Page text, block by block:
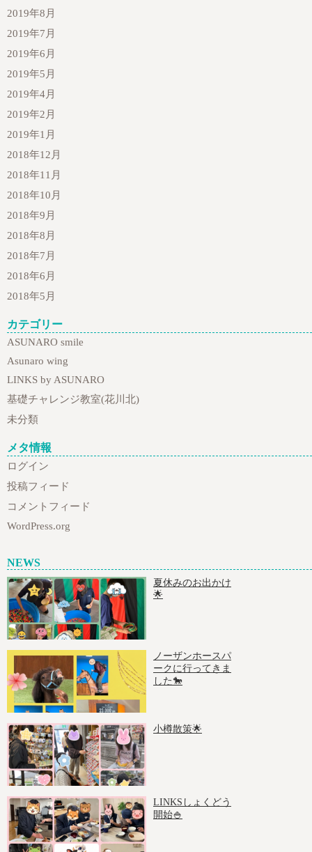
2019年8月
2019年7月
2019年6月
2019年5月
2019年4月
2019年2月
2019年1月
2018年12月
2018年11月
2018年10月
2018年9月
2018年8月
2018年7月
2018年6月
2018年5月
カテゴリー
ASUNARO smile
Asunaro wing
LINKS by ASUNARO
基礎チャレンジ教室(花川北)
未分類
メタ情報
ログイン
投稿フィード
コメントフィード
WordPress.org
NEWS
夏休みのお出かけ
🌟
ノーザンホースパ
ークに行ってきま
した🐎
小樽散策🌟
LINKSしょくどう
開始🍚